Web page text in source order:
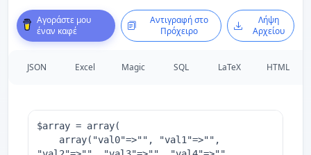
Αγοράστε μου
έναν καφέ
Αντιγραφή στο
Πρόχειρο
Λήψη
Αρχείου
JSON Excel Magic SQL LaTeX HTML